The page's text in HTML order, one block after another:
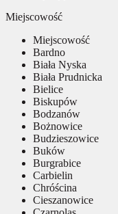
Miejscowość
Miejscowość
Bardno
Biała Nyska
Biała Prudnicka
Bielice
Biskupów
Bodzanów
Bożnowice
Budzieszowice
Buków
Burgrabice
Carbielin
Chróścina
Cieszanowice